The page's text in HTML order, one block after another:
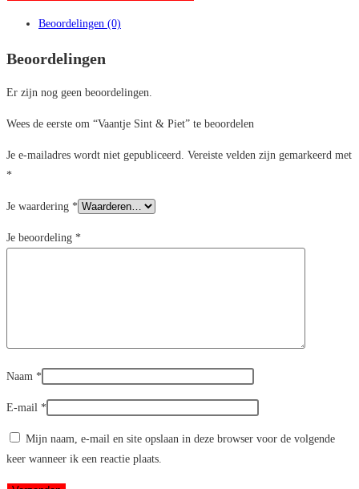
aantal
Beoordelingen (0)
Beoordelingen
Er zijn nog geen beoordelingen.
Wees de eerste om “Vaantje Sint & Piet” te beoordelen
Je e-mailadres wordt niet gepubliceerd. Vereiste velden zijn gemarkeerd met
*
Je waardering *
Je beoordeling *
Naam *
E-mail *
Mijn naam, e-mail en site opslaan in deze browser voor de volgende
keer wanneer ik een reactie plaats.